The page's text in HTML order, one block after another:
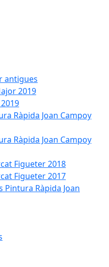
antigues
2019
Ràpida Joan Campoy
Ràpida Joan Campoy
Figueter 2018
Figueter 2017
Pintura Ràpida Joan